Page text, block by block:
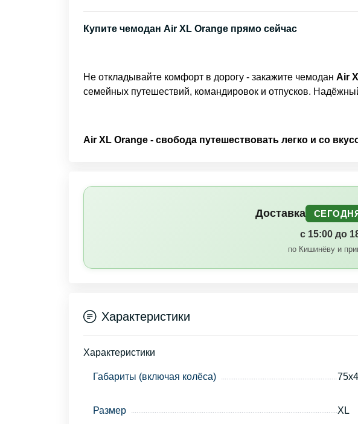
Купите чемодан Air XL Orange прямо сейчас
Не откладывайте комфорт в дорогу - закажите чемодан Air
семейных путешествий, командировок и отпусков.
Air XL Orange - свобода путешествовать легко и со
Доставка
с 15:00 до
по Кишинёву и
Характеристики
Характеристики
Габариты (включая колёса)
Размер XL